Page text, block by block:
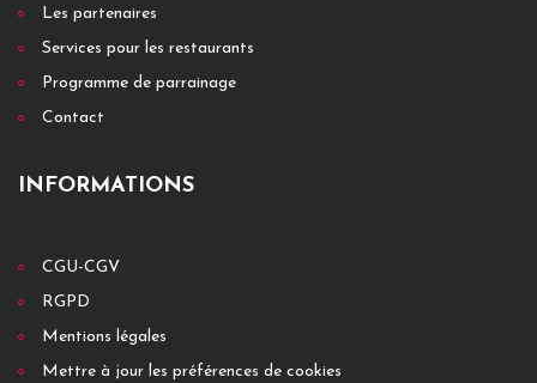
Les partenaires
Services pour les restaurants
Programme de parrainage
Contact
INFORMATIONS
CGU-CGV
RGPD
Mentions légales
Mettre à jour les préférences de cookies